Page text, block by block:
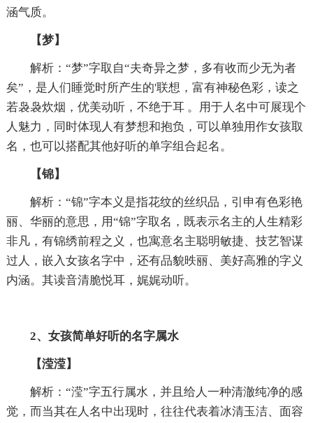
涵气质。
【梦】
解析：“梦”字取自“夫奇异之梦，多有收而少无为者
矣”，是人们睡觉时所产生的'联想，富有神秘色彩，读之
若袅袅炊烟，优美动听，不绝于耳 。用于人名中可展现个
人魅力，同时体现人有梦想和抱负，可以单独用作女孩取
名，也可以搭配其他好听的单字组合起名。
【锦】
解析：“锦”字本义是指花纹的丝织品，引申有色彩艳
丽、华丽的意思，用“锦”字取名，既表示名主的人生精彩
非凡，有锦绣前程之义，也寓意名主聪明敏捷、技艺智谋
过人，嵌入女孩名字中，还有品貌昳丽、美好高雅的字义
内涵。其读音清脆悦耳，娓娓动听。
2、女孩简单好听的名字属水
【滢滢】
解析：“滢”字五行属水，并且给人一种清澈纯净的感
觉，而当其在人名中出现时，往往代表着冰清玉洁、面容